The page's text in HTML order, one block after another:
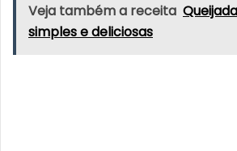
Veja também a receita
simples e deliciosas